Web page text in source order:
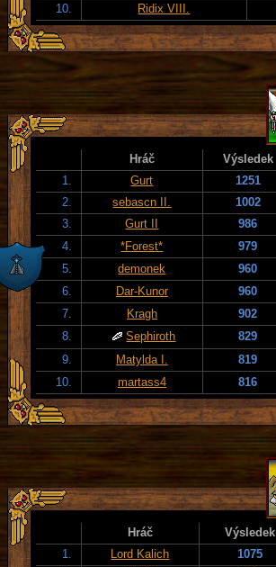
10.
Ridix VIII.
Hráč Výsledek
1.
Gurt 1251
2.
sebascn II. 1002
3.
Gurt II 986
4.
*Forest* 979
5.
demonek 960
6.
Dar-Kunor 960
7.
Kragh 902
8.
Sephiroth 829
9.
Matylda I. 819
10.
martass4 816
Hráč Výsledek
1.
Lord Kalich 1075